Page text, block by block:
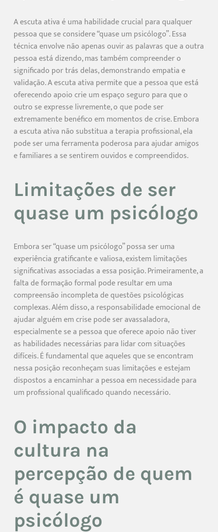
A escuta ativa é uma habilidade crucial para qualquer
pessoa que se considere “quase um psicólogo”. Essa
técnica envolve não apenas ouvir as palavras que a outra
pessoa está dizendo, mas também compreender o
significado por trás delas, demonstrando empatia e
validação. A escuta ativa permite que a pessoa que está
oferecendo apoio crie um espaço seguro para que o
outro se expresse livremente, o que pode ser
extremamente benéfico em momentos de crise. Embora
a escuta ativa não substitua a terapia profissional, ela
pode ser uma ferramenta poderosa para ajudar amigos
e familiares a se sentirem ouvidos e compreendidos.
Limitações de ser
quase um psicólogo
Embora ser “quase um psicólogo” possa ser uma
experiência gratificante e valiosa, existem limitações
significativas associadas a essa posição. Primeiramente, a
falta de formação formal pode resultar em uma
compreensão incompleta de questões psicológicas
complexas. Além disso, a responsabilidade emocional de
ajudar alguém em crise pode ser avassaladora,
especialmente se a pessoa que oferece apoio não tiver
as habilidades necessárias para lidar com situações
difíceis. É fundamental que aqueles que se encontram
nessa posição reconheçam suas limitações e estejam
dispostos a encaminhar a pessoa em necessidade para
um profissional qualificado quando necessário.
O impacto da
cultura na
percepção de quem
é quase um
psicólogo